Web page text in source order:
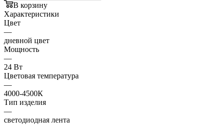
В корзину
Характеристики
Цвет
—
дневной цвет
Мощность
—
24 Вт
Цветовая температура
—
4000-4500К
Тип изделия
—
светодиодная лента